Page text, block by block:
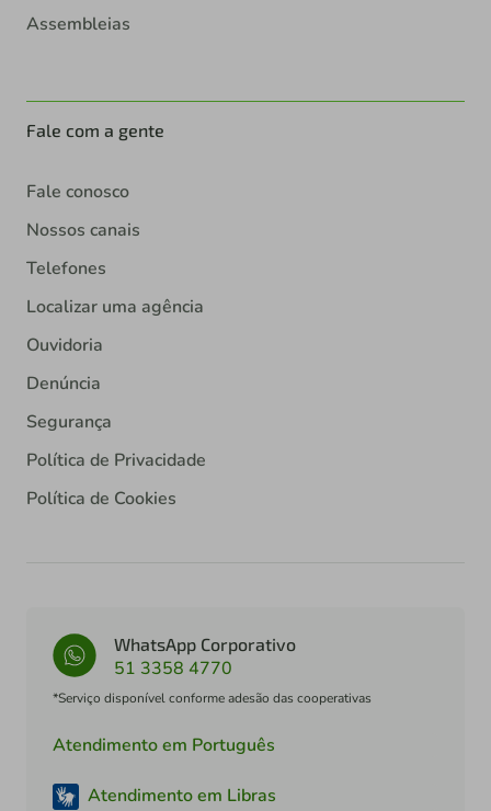
Assembleias
Fale com a gente
Fale conosco
Nossos canais
Telefones
Localizar uma agência
Ouvidoria
Denúncia
Segurança
Política de Privacidade
Política de Cookies
WhatsApp Corporativo
51 3358 4770
*Serviço disponível conforme adesão das cooperativas
Atendimento em Português
Atendimento em Libras